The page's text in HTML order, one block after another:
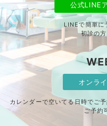
公式LINE
LINEで簡単に
初診の方
オンラ
カレンダーで空いてる日時でご
ご予約